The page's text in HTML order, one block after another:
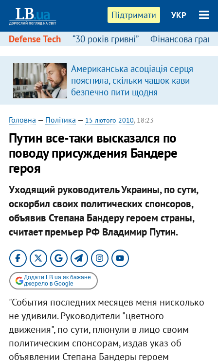
Підтримати УКР
Defense Tech “30 років гривні” Фінансова
Американська асоціація серця
пояснила, скільки чашок кави
безпечно пити щодня
Головна — Політика — 15 лютого 2010, 18:23
Путин все-таки высказался по
поводу присуждения Бандере
героя
Уходящий руководитель Украины, по сути,
оскорбил своих политических спонсоров,
объявив Степана Бандеру героем страны,
считает премьер РФ Владимир Путин.
Додати LB.ua як бажане
джерело в Google
"События последних месяцев меня нисколько
не удивили. Руководители "цветного
движения", по сути, плюнули в лицо своим
политическим спонсорам, издав указ об
объявлении Степана Бандеры героем